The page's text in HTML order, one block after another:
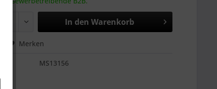
In den Warenkorb
Merken
MS13156